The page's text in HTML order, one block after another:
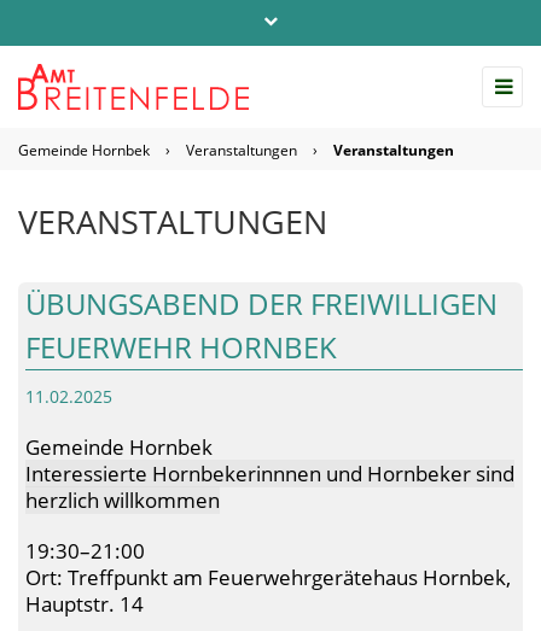
info@amt-breitenfelde.de
Gemeinde Hornbek › Veranstaltungen › Veranstaltungen
VERANSTALTUNGEN
ÜBUNGSABEND DER FREIWILLIGEN
FEUERWEHR HORNBEK
11.02.2025
Gemeinde Hornbek
Interessierte Hornbekerinnnen und Hornbeker sind
herzlich willkommen
19:30–21:00
Ort: Treffpunkt am Feuerwehrgerätehaus Hornbek,
Hauptstr. 14